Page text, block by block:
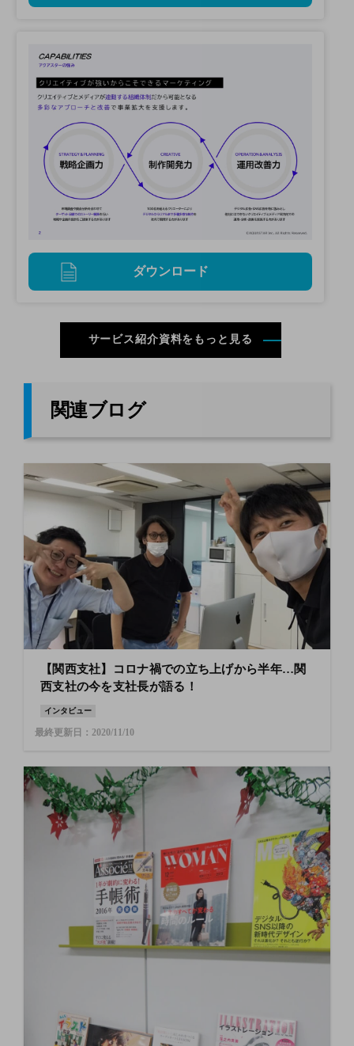
ダウンロード
サービス紹介資料をもっと見る
関連ブログ
【関西支社】コロナ禍での立ち上げから半年…関
西支社の今を支社長が語る！
インタビュー
最終更新日：2020/11/10